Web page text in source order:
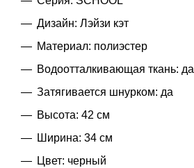
Дизайн: Лэйзи кэт
Материал: полиэстер
Водоотталкивающая ткань: да
Затягивается шнурком: да
Высота: 42 см
Ширина: 34 см
Цвет: черный